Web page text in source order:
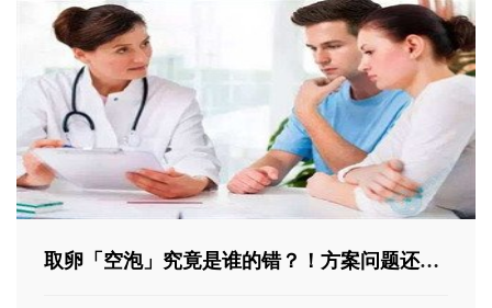
取卵「空泡」究竟是谁的错？！方案问题还是